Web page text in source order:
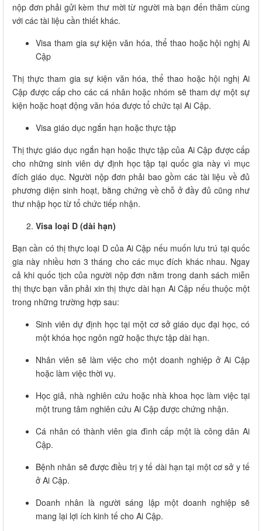
nộp đơn phải gửi kèm thư mời từ người mà bạn đến thăm cùng
với các tài liệu cần thiết khác.
Visa tham gia sự kiện văn hóa, thể thao hoặc hội nghị Ai
Cập
Thị thực tham gia sự kiện văn hóa, thể thao hoặc hội nghị Ai
Cập được cấp cho các cá nhân hoặc nhóm sẽ tham dự một sự
kiện hoặc hoạt động văn hóa được tổ chức tại Ai Cập.
Visa giáo dục ngắn hạn hoặc thực tập
Thị thực giáo dục ngắn hạn hoặc thực tập của Ai Cập được cấp
cho những sinh viên dự định học tập tại quốc gia này vì mục
đích giáo dục. Người nộp đơn phải bao gồm các tài liệu về đủ
phương diện sinh hoạt, bằng chứng về chỗ ở đầy đủ cũng như
thư nhập học từ tổ chức tiếp nhận.
Visa loại D (dài hạn)
Bạn cần có thị thực loại D của Ai Cập nếu muốn lưu trú tại quốc
gia này nhiều hơn 3 tháng cho các mục đích khác nhau. Ngay
cả khi quốc tịch của người nộp đơn nằm trong danh sách miễn
thị thực bạn vẫn phải xin thị thực dài hạn Ai Cập nếu thuộc một
trong những trường hợp sau:
Sinh viên dự định học tại một cơ sở giáo dục đại học, có
một khóa học ngôn ngữ hoặc thực tập dài hạn.
Nhân viên sẽ làm việc cho một doanh nghiệp ở Ai Cập
hoặc làm việc thời vụ.
Học giả, nhà nghiên cứu hoặc nhà khoa học làm việc tại
một trung tâm nghiên cứu Ai Cập được chứng nhận.
Cá nhân có thành viên gia đình cấp một là công dân Ai
Cập.
Bệnh nhân sẽ được điều trị y tế dài hạn tại một cơ sở y tế
ở Ai Cập.
Doanh nhân là người sáng lập một doanh nghiệp sẽ
mang lại lợi ích kinh tế cho Ai Cập.